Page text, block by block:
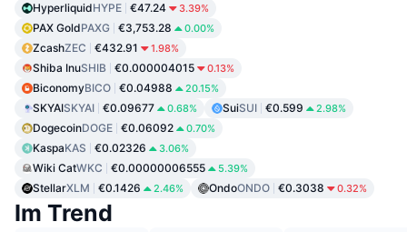
HyperliquidHYPE €47.24 3.39%
PAX GoldPAXG €3,753.28 0.00%
ZcashZEC €432.91 1.98%
Shiba InuSHIB €0.000004015 0.13%
BiconomyBICO €0.04988 20.15%
SKYAISKYAI €0.09677 0.68% SuiSUI €0.599 2.98%
DogecoinDOGE €0.06092 0.70%
KaspaKAS €0.02326 3.06%
Wiki CatWKC €0.00000006555 5.39%
StellarXLM €0.1426 2.46% OndoONDO €0.3038 0.32%
Im Trend